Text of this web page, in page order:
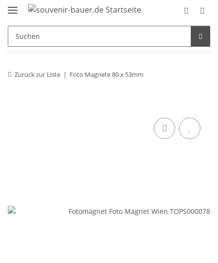
Zurück zur Liste Foto Magnete 80 x 53mm